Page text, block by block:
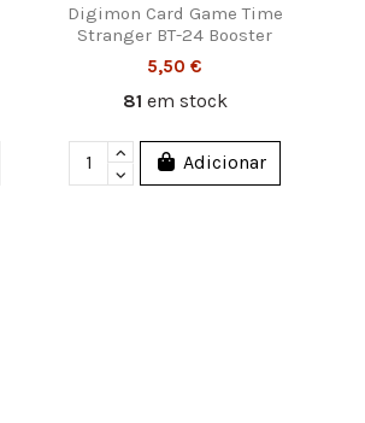
Digimon Card Game Time
Stranger BT-24 Booster
5,50 €
81 em stock
Adicionar